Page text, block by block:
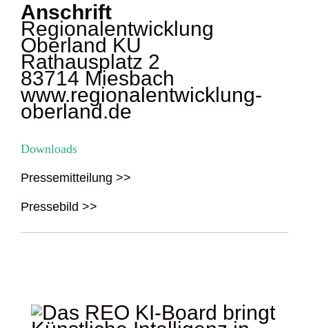
Anschrift
Regionalentwicklung
Oberland KU
Rathausplatz 2
83714 Miesbach
www.regionalentwicklung-
oberland.de
Downloads
Pressemitteilung >>
Pressebild >>